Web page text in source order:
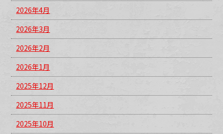
2026年4月
2026年3月
2026年2月
2026年1月
2025年12月
2025年11月
2025年10月